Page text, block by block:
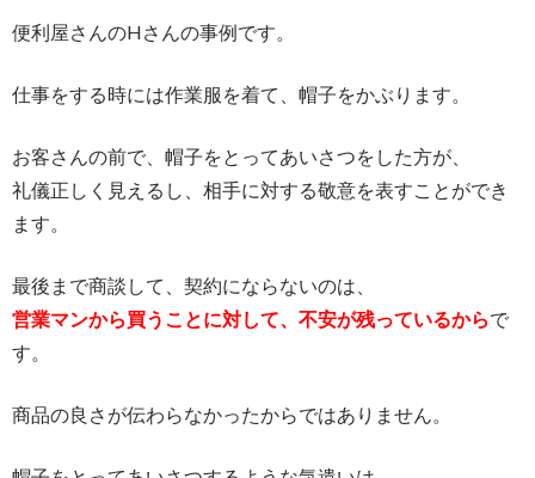
便利屋さんのHさんの事例です。
仕事をする時には作業服を着て、帽子をかぶります。
お客さんの前で、帽子をとってあいさつをした方が、
礼儀正しく見えるし、相手に対する敬意を表すことができ
ます。
最後まで商談して、契約にならないのは、
営業マンから買うことに対して、不安が残っているからで
す。
商品の良さが伝わらなかったからではありません。